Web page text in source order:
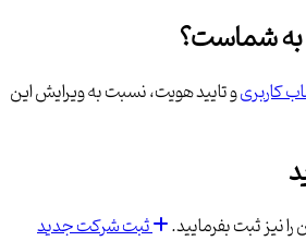
به شماست؟
کاربریو تایید هویت، نسبت به ویرایش این
نیز ثبت بفرمایید. ثبت شرکت جدید